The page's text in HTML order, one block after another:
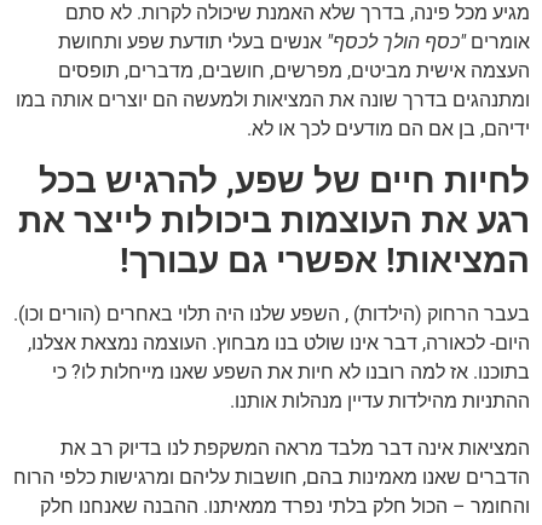
מגיע מכל פינה, בדרך שלא האמנת שיכולה לקרות. לא סתם
אומרים"כסף הולך לכסף" אנשים בעלי תודעת שפע ותחושת
העצמה אישית מביטים, מפרשים, חושבים, מדברים, תופסים
ומתנהגים בדרך שונה את המציאות ולמעשה הם יוצרים אותה במו
ידיהם, בן אם הם מודעים לכך או לא.
לחיות חיים של שפע, להרגיש בכל
רגע את העוצמות ביכולות לייצר את
המציאות! אפשרי גם עבורך!
בעבר הרחוק (הילדות) , השפע שלנו היה תלוי באחרים (הורים וכו).
היום- לכאורה, דבר אינו שולט בנו מבחוץ. העוצמה נמצאת אצלנו,
בתוכנו. אז למה רובנו לא חיות את השפע שאנו מייחלות לו? כי
ההתניות מהילדות עדיין מנהלות אותנו.
המציאות אינה דבר מלבד מראה המשקפת לנו בדיוק רב את
הדברים שאנו מאמינות בהם, חושבות עליהם ומרגישות כלפי הרוח
והחומר – הכול חלק בלתי נפרד ממאיתנו. ההבנה שאנחנו חלק